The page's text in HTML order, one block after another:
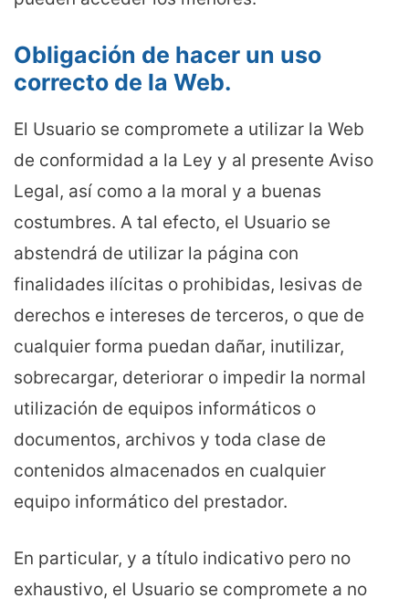
Obligación de hacer un uso
correcto de la Web.
El Usuario se compromete a utilizar la Web
de conformidad a la Ley y al presente Aviso
Legal, así como a la moral y a buenas
costumbres. A tal efecto, el Usuario se
abstendrá de utilizar la página con
finalidades ilícitas o prohibidas, lesivas de
derechos e intereses de terceros, o que de
cualquier forma puedan dañar, inutilizar,
sobrecargar, deteriorar o impedir la normal
utilización de equipos informáticos o
documentos, archivos y toda clase de
contenidos almacenados en cualquier
equipo informático del prestador.
En particular, y a título indicativo pero no
exhaustivo, el Usuario se compromete a no